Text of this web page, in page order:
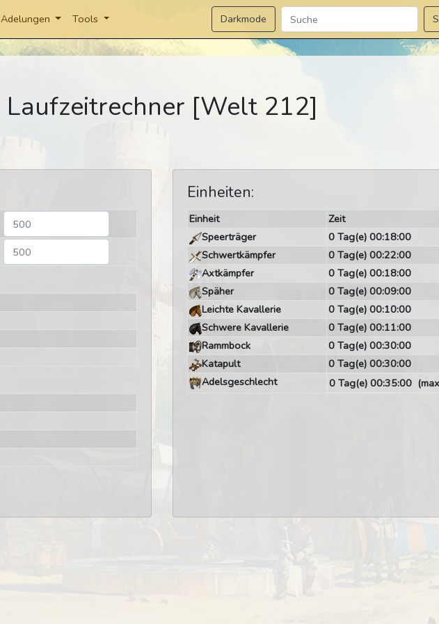
Adelungen Tools Darkmode
Laufzeitrechner [Welt 212]
Einheiten:
Einheit
Zeit
Speerträger
0 Tag(e) 00:18:00
Schwertkämpfer
0 Tag(e) 00:22:00
Axtkämpfer
0 Tag(e) 00:18:00
Späher
0 Tag(e) 00:09:00
Leichte Kavallerie
0 Tag(e) 00:10:00
Schwere Kavallerie
0 Tag(e) 00:11:00
Rammbock
0 Tag(e) 00:30:00
Katapult
0 Tag(e) 00:30:00
Adelsgeschlecht
0 Tag(e) 00:35:00